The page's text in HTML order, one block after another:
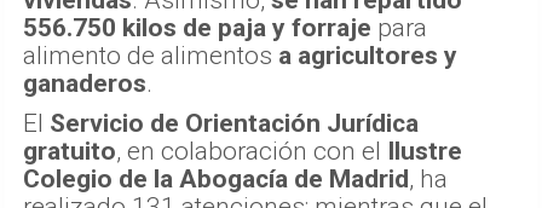
556.750 kilos de paja y forraje para
alimento de alimentos a agricultores y
ganaderos.
El Servicio de Orientación Jurídica
gratuito, en colaboración con el Ilustre
Colegio de la Abogacía de Madrid, ha